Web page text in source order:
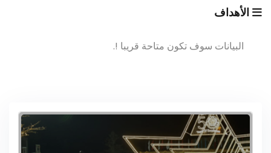
الأهداف
البيانات سوف تكون متاحة قريبا !.